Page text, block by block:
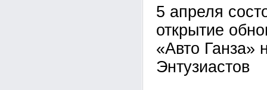
5 апреля
открытие
«Авто Ганза»
Энтузиастов